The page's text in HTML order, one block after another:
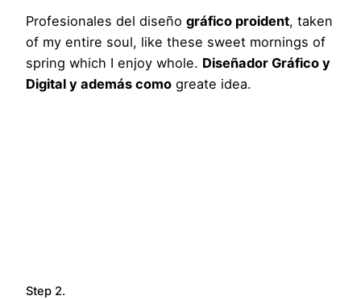
Profesionales del diseño gráfico proident, taken
of my entire soul, like these sweet mornings of
spring which I enjoy whole. Diseñador Gráfico y
Digital y además como greate idea.
Step 2.